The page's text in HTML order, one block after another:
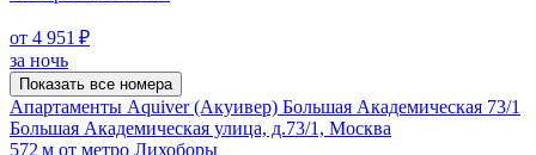
от 4 951 ₽
за ночь
Показать все номера
Апартаменты Aquiver (Акуивер) Большая Академическая 73/1
Большая Академическая улица, д.73/1, Москва
572 м от метро Лихоборы